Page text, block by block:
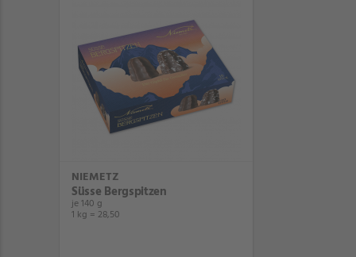
NIEMETZ
Süsse Bergspitzen
je 140 g
1 kg = 28,50